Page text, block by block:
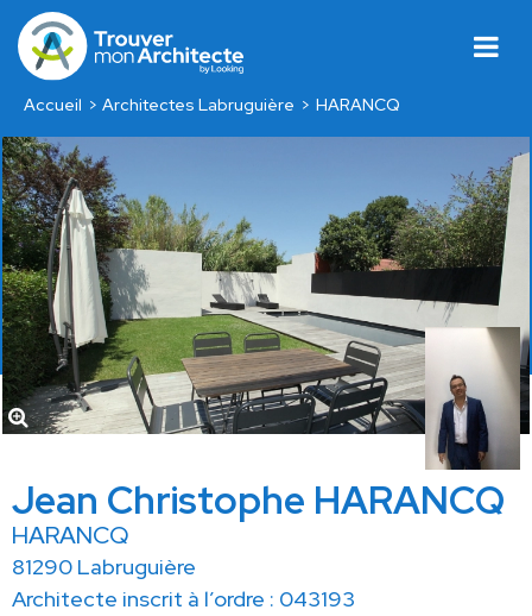
Accueil Architectes Labruguière HARANCQ
Jean Christophe HARANCQ
HARANCQ
81290 Labruguière
Architecte inscrit à l’ordre : 043193